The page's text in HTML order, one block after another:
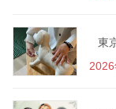
東